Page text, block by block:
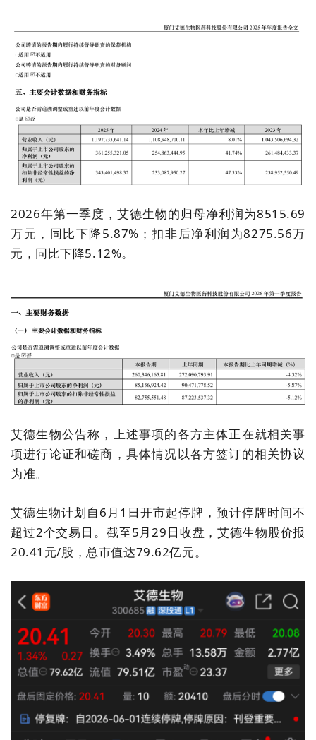
2026年第一季度，艾德生物的归母净利润为8515.69
万元，同比下降5.87%；扣非后净利润为8275.56万
元，同比下降5.12%。
艾德生物公告称，上述事项的各方主体正在就相关事
项进行论证和磋商，具体情况以各方签订的相关协议
为准。
艾德生物计划自6月1日开市起停牌，预计停牌时间不
超过2个交易日。 截至5月29日收盘，艾德生物股价报
20.41元/股，总市值达79.62亿元。